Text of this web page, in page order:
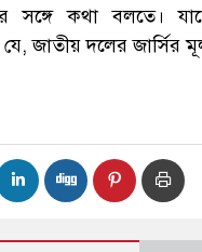
সঙ্গে কথা বলতে।
জাতীয় দলের জার্সির